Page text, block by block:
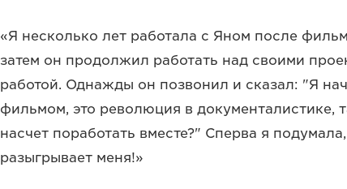
«Я несколько лет работала с Яном после
затем он продолжил работать над своими
работой. Однажды он позвонил и сказал: "Я
фильмом, это революция в документалистике,
насчет поработать вместе?" Сперва я
разыгрывает меня!»